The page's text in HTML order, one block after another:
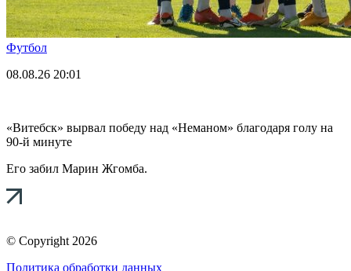
Футбол
08.08.26 20:01
«Витебск» вырвал победу над «Неманом» благодаря голу на
90-й минуте
Его забил Марин Жгомба.
© Copyright 2026
Политика обработки данных